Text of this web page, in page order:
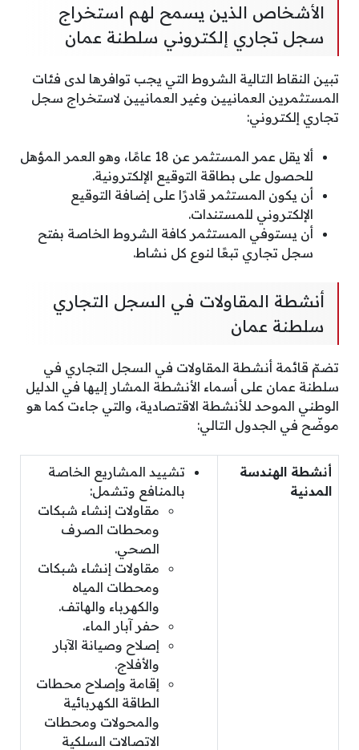
الأشخاص الذين يسمح لهم استخراج
سجل تجاري إلكتروني سلطنة عمان
تبين النقاط التالية الشروط التي يجب توافرها لدى فئات
المستثمرين العمانيين وغير العمانيين لاستخراج سجل
تجاري إلكتروني:
ألا يقل عمر المستثمر عن 18 عامًا، وهو العمر المؤهل
للحصول على بطاقة التوقيع الإلكترونية.
أن يكون المستثمر قادرًا على إضافة التوقيع
الإلكتروني للمستندات.
أن يستوفي المستثمر كافة الشروط الخاصة بفتح
سجل تجاري تبعًا لنوع كل نشاط.
أنشطة المقاولات في السجل التجاري
سلطنة عمان
تضمّ قائمة أنشطة المقاولات في السجل التجاري في
سلطنة عمان على أسماء الأنشطة المشار إليها في الدليل
الوطني الموحد للأنشطة الاقتصادية، والتي جاءت كما هو
موضّح في الجدول التالي:
أنشطة الهندسة
المدنية
تشييد المشاريع الخاصة
بالمنافع وتشمل:
مقاولات إنشاء شبكات
ومحطات الصرف
الصحي.
مقاولات إنشاء شبكات
ومحطات المياه
والكهرباء والهاتف.
حفر آبار الماء.
إصلاح وصيانة الآبار
والأفلاج.
إقامة وإصلاح محطات
الطاقة الكهربائية
والمحولات ومحطات
الاتصالات السلكية